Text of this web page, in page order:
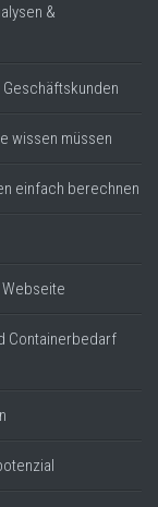
&
wissen müssen
einfach berechnen
Containerbedarf